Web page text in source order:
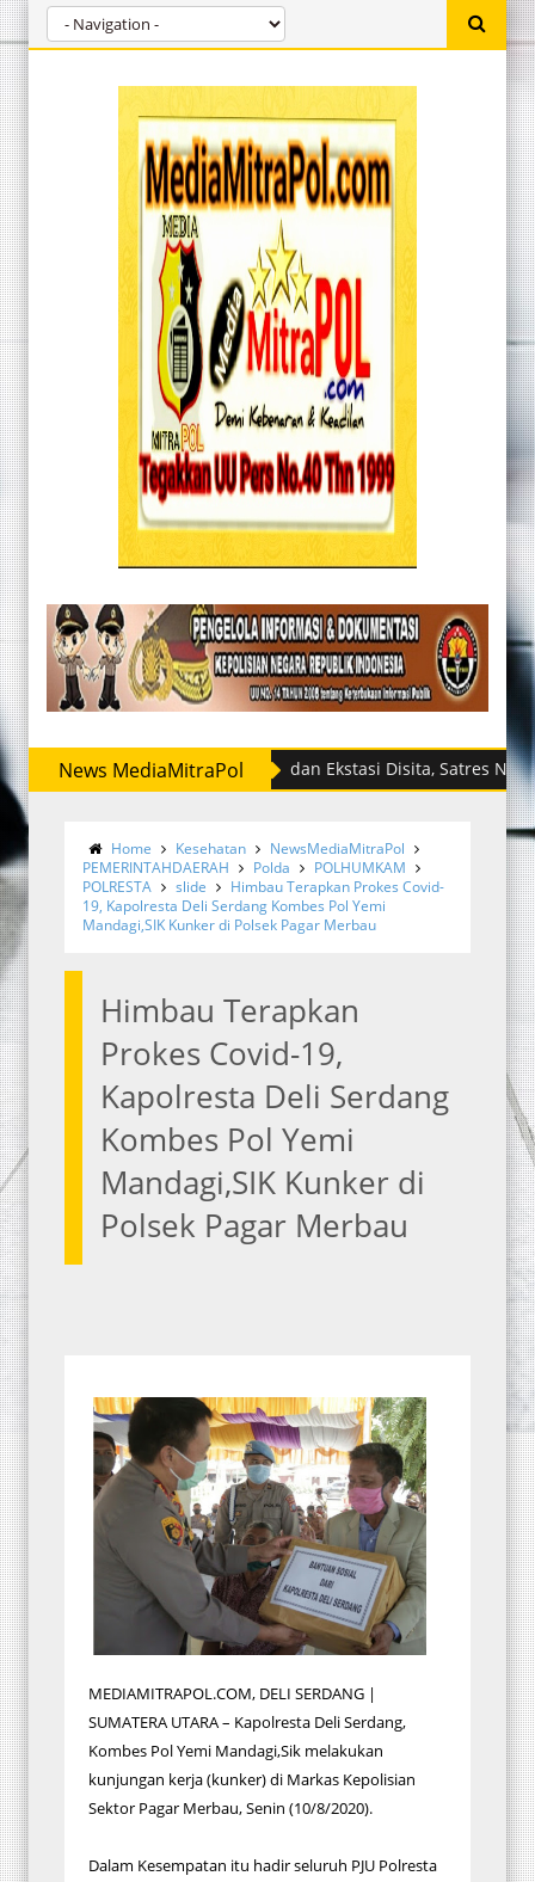
News MediaMitraPolSabu dan Ekstasi Disita, Satres Narkoba
Home Kesehatan
NewsMediaMitraPol
PEMERINTAHDAERAH
Polda
POLHUMKAM
POLRESTA
slide
Himbau Terapkan Prokes Covid-
19, Kapolresta Deli Serdang Kombes Pol Yemi
Mandagi,SIK Kunker di Polsek Pagar Merbau
Himbau Terapkan
Prokes Covid-19,
Kapolresta Deli Serdang
Kombes Pol Yemi
Mandagi,SIK Kunker di
Polsek Pagar Merbau
MEDIAMITRAPOL.COM, DELI SERDANG |
SUMATERA UTARA – Kapolresta Deli Serdang,
Kombes Pol Yemi Mandagi,Sik melakukan
kunjungan kerja (kunker) di Markas Kepolisian
Sektor Pagar Merbau, Senin (10/8/2020).
Dalam Kesempatan itu hadir seluruh PJU Polresta